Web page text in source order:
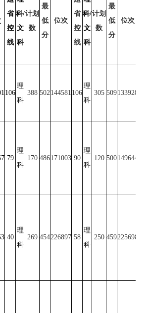
省
控
线
科/
文
科
计划
数
最
低
分
位次
省
控
线
科/
文
科
计划
数
最
低
分
位次
106
理
科
388 502 144581 106
理
科
305 509133928
79
理
科
170 486171003 90
理
科
120 500149644
40
理
科
269 454226897 58
理
科
250 459225698